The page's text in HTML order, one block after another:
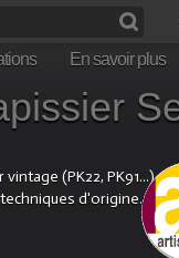
En savoir plus
(PK22, PK91...).
d'origine.